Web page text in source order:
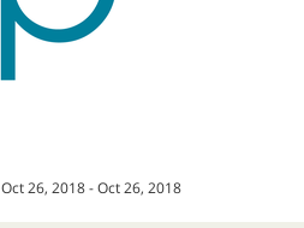
Oct 26, 2018 - Oct 26, 2018